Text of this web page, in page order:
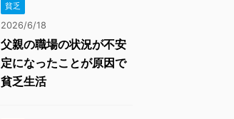
貧乏
2026/6/18
父親の職場の状況が不安
定になったことが原因で
貧乏生活